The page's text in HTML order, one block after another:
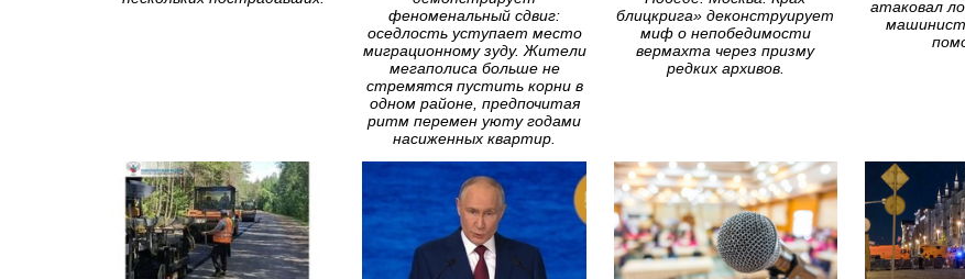
феноменальный сдвиг:
оседлость уступает место
миграционному зуду. Жители
мегаполиса больше не
стремятся пустить корни в
одном районе, предпочитая
ритм перемен уюту годами
насиженных квартир.
блицкрига» деконструирует
миф о непобедимости
вермахта через призму
редких архивов.
атаковал